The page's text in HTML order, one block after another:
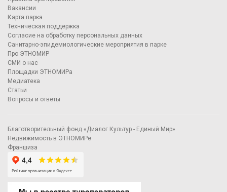
Вакансии
Карта парка
Техническая поддержка
Согласие на обработку персональных данных
Санитарно-эпидемиологические мероприятия в парке
Про ЭТНОМИР
СМИ о нас
Площадки ЭТНОМИРа
Медиатека
Статьи
Вопросы и ответы
Благотворительный фонд «Диалог Культур - Единый Мир»
Недвижимость в ЭТНОМИРе
Франшиза